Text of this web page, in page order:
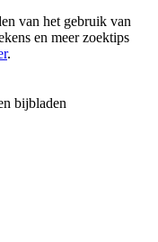
van het gebruik van
en meer zoektips
.
bijbladen